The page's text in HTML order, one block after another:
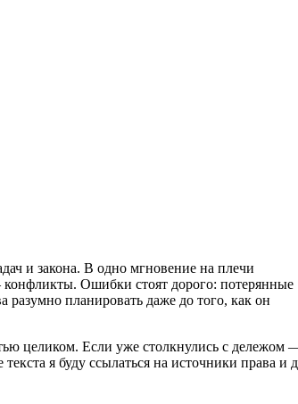
и закона. В одно мгновение на плечи
Ошибки стоят дорого: потерянные
разумно планировать даже до того, как он
целиком. Если уже столкнулись с дележом
я буду ссылаться на источники права и